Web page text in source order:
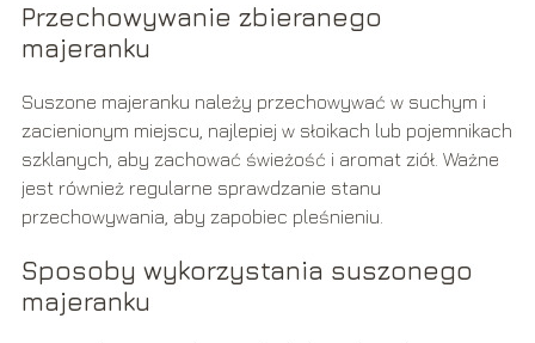
Przechowywanie zbieranego
majeranku
Suszone majeranku należy przechowywać w suchym i
zacienionym miejscu, najlepiej w słoikach lub pojemnikach
szklanych, aby zachować świeżość i aromat ziół. Ważne
jest również regularne sprawdzanie stanu
przechowywania, aby zapobiec pleśnieniu.
Sposoby wykorzystania suszonego
majeranku